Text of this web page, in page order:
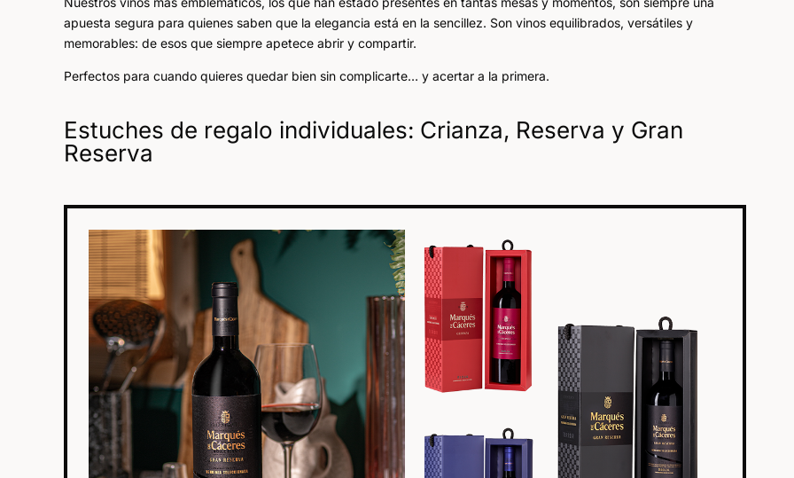
apuesta segura para quienes saben que la elegancia está en la sencillez. Son vinos equilibrados, versátiles y
memorables: de esos que siempre apetece abrir y compartir.
Perfectos para cuando quieres quedar bien sin complicarte… y acertar a la primera.
Estuches de regalo individuales: Crianza, Reserva y Gran
Reserva